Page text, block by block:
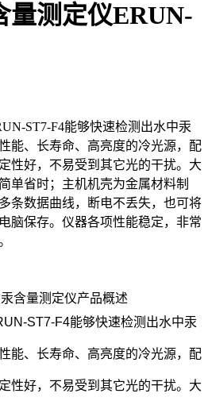
量测定仪ERUN-
ST7-F4能够快速检测出水中汞
能、长寿命、高亮度的冷光源，配
性好，不易受到其它光的干扰。大
单省时；主机机壳为金属材料制
条数据曲线，断电不丢失，也可将
脑保存。仪器各项性能稳定，非常
含量测定仪产品概述
ST7-F4能够快速检测出水中汞
能、长寿命、高亮度的冷光源，配
性好，不易受到其它光的干扰。大